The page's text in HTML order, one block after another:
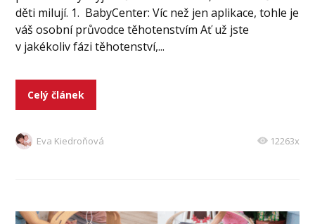
děti milují. 1. BabyCenter: Víc než jen aplikace, tohle je
váš osobní průvodce těhotenstvím Ať už jste
v jakékoliv fázi těhotenství,...
Celý článek
Eva Kiedroňová 12263x